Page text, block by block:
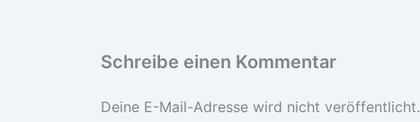
Schreibe einen Kommentar
Deine E-Mail-Adresse wird nicht veröffentlicht.